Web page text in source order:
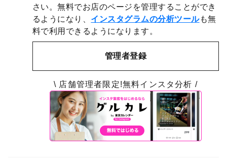
さい。無料でお店のページを管理することができ
るようになり、 インスタグラムの分析ツールも無
料で利用できるようになります。
管理者登録
\ 店舗管理者限定!無料インスタ分析 /